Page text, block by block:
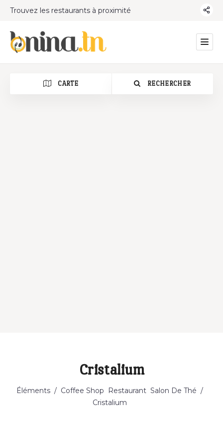
Trouvez les restaurants à proximité
CARTE RECHERCHER
Catégorie
Cristalium
Éléments / Coffee Shop Restaurant Salon De Thé /
Cristalium